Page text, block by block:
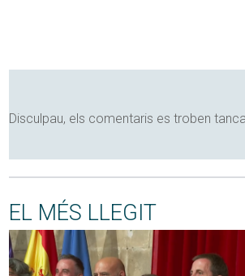
Disculpau, els comentaris es troben
EL MÉS LLEGIT